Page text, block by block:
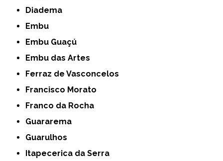
Diadema
Embu
Embu Guaçú
Embu das Artes
Ferraz de Vasconcelos
Francisco Morato
Franco da Rocha
Guararema
Guarulhos
Itapecerica da Serra